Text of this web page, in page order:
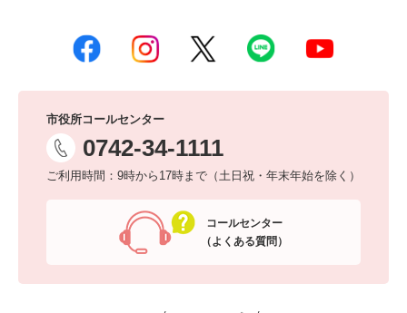
市役所コールセンター
0742-34-1111
ご利用時間：9時から17時まで（土日祝・年末年始を除く）
コールセンター
（よくある質問）